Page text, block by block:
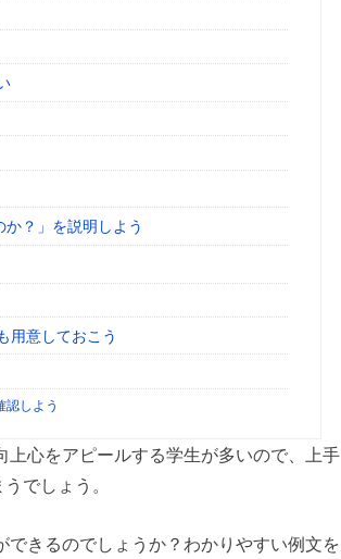
？」を説明しよう
用意しておこう
認しよう
上心をアピールする学生が多いので、上手
でしょう。
きるのでしょうか？わかりやすい例文を